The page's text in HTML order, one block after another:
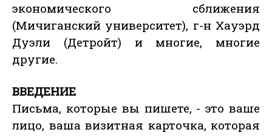
экономического сближения
(Мичиганский университет), г-н Хауэрд
Дуэли (Детройт) и многие, многие
другие.
ВВЕДЕНИЕ
Письма, которые вы пишете, - это ваше
лицо, ваша визитная карточка, которая